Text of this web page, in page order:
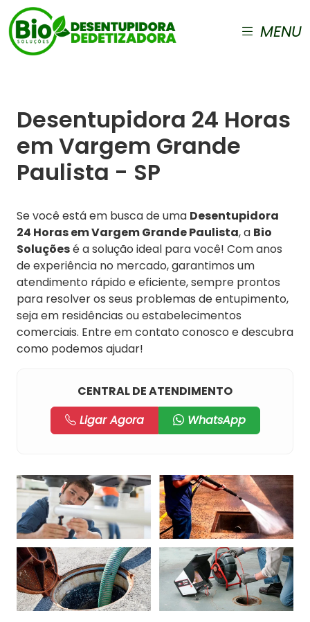
MENU
Desentupidora 24 Horas
em Vargem Grande
Paulista - SP
Se você está em busca de uma Desentupidora
24 Horas em Vargem Grande Paulista, a Bio
Soluçõesé a solução ideal para você! Com anos
de experiência no mercado, garantimos um
atendimento rápido e eficiente, sempre prontos
para resolver os seus problemas de entupimento,
seja em residências ou estabelecimentos
comerciais. Entre em contato conosco e descubra
como podemos ajudar!
CENTRAL DE ATENDIMENTO
Ligar Agora
WhatsApp